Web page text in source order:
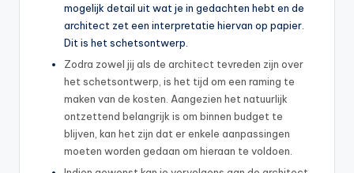
mogelijk detail uit wat je in gedachten hebt en de
architect zet een interpretatie hiervan op papier.
Dit is het schetsontwerp.
Zodra zowel jij als de architect tevreden zijn over
het schetsontwerp, is het tijd om een raming te
maken van de kosten. Aangezien het natuurlijk
ontzettend belangrijk is om binnen budget te
blijven, kan het zijn dat er enkele aanpassingen
moeten worden gedaan om hieraan te voldoen.